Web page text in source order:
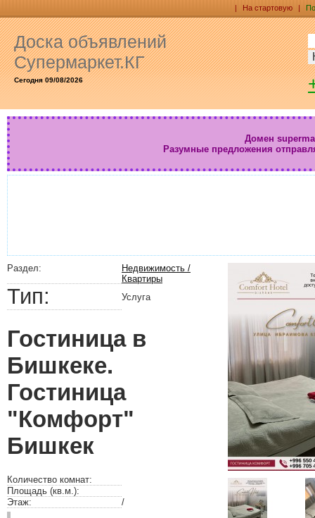
| На стартовую |
Доска объявлений
Супермаркет.КГ
Сегодня 09/08/2026
Домен
Разумные предложения
Раздел:
Недвижимость /
Квартиры
Тип: Услуга
Гостиница в
Бишкеке.
Гостиница
"Комфорт"
Бишкек
Количество комнат:
Площадь (кв.м.):
Этаж:
/